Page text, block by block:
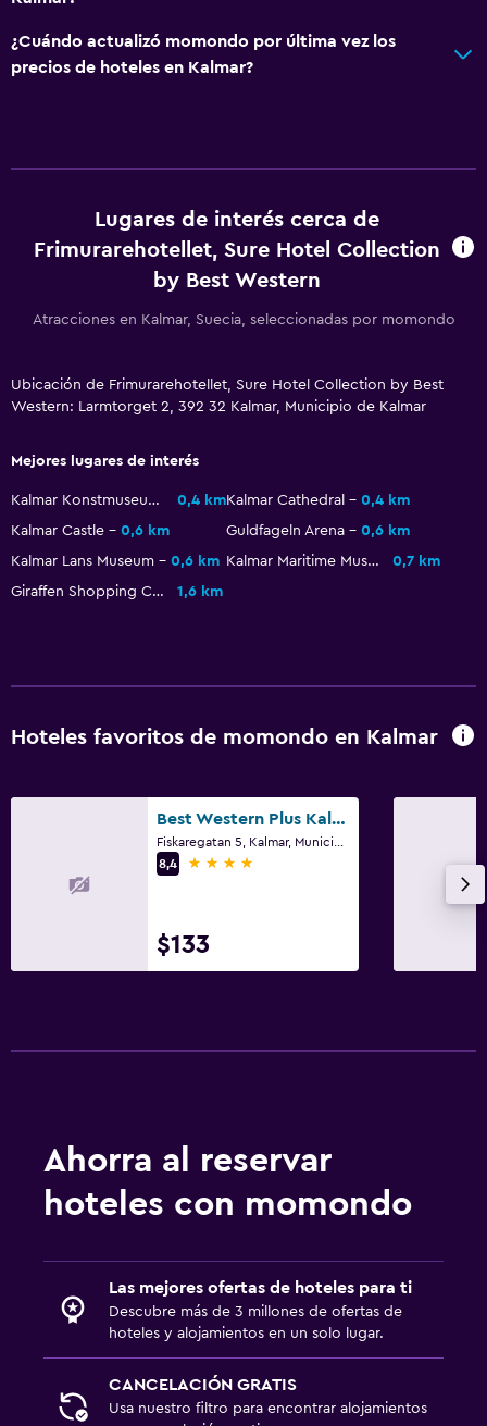
Gimnasio
Gimnasio
¿Cuándo actualizó momondo por última vez los
precios de hoteles en Kalmar?
Lugares de interés cerca de
Frimurarehotellet, Sure Hotel Collection
by Best Western
Atracciones en Kalmar, Suecia, seleccionadas por momondo
Ubicación de Frimurarehotellet, Sure Hotel Collection by Best
Western: Larmtorget 2, 392 32 Kalmar, Municipio de Kalmar
Mejores lugares de interés
Kalmar Konstmuseum 0,4 kmKalmar Cathedral
0,4 km
Kalmar Castle
0,6 km Guldfageln Arena
0,6 km
Kalmar Lans Museum
0,6 km Kalmar Maritime Museum
0,7 km
Giraffen Shopping Center
1,6 km
Hoteles favoritos de momondo en Kalmar
Best Western Plus Kalmarsund Hotell
8,4
4 estrellas
$133
Ahorra al reservar
hoteles con momondo
Las mejores ofertas de hoteles para ti
Descubre más de 3 millones de ofertas de
hoteles y alojamientos en un solo lugar.
CANCELACIÓN GRATIS
Usa nuestro filtro para encontrar alojamientos